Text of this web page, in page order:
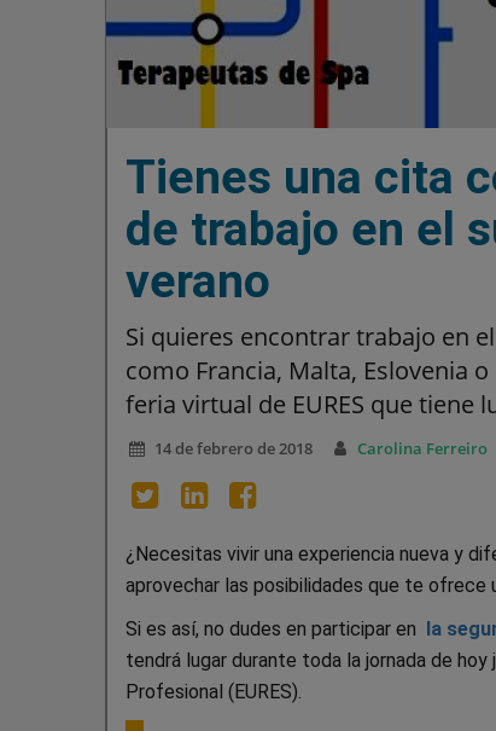
Tienes una cita
de trabajo en el
verano
Si quieres encontrar trabajo en
como Francia, Malta, Eslovenia
feria virtual de EURES que tiene
14 de febrero de 2018 Carolina Ferreiro
¿Necesitas vivir una experiencia nueva y
aprovechar las posibilidades que te ofrece
Si es así, no dudes en participar en la
tendrá lugar durante toda la jornada de
Profesional (EURES).